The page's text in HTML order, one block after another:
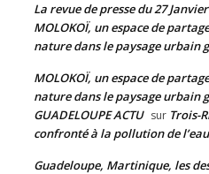
La revue de presse du 27
MOLOKOÏ, un espace de
nature dans le paysage urbain
MOLOKOÏ, un espace de
nature dans le paysage urbain
GUADELOUPE ACTU sur Trois-
confronté à la pollution de
Guadeloupe, Martinique, les